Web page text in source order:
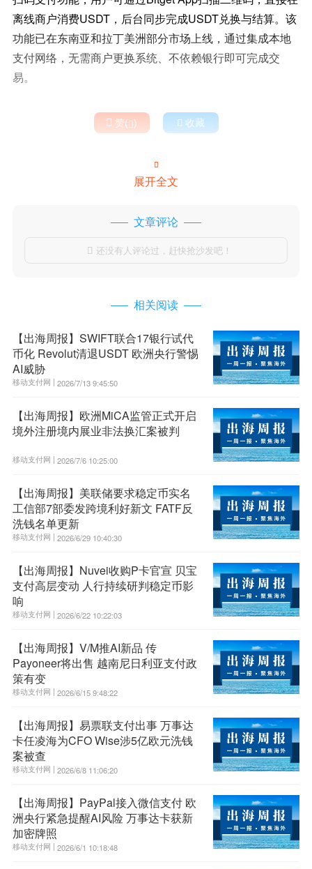
离线商户消费USDT，后台同步完成USDT兑换与结算。该
功能已在东南亚和拉丁美洲部分市场上线，通过集成本地
支付网络，无需商户更换系统、不依赖银行即可完成交
易。
 赞()  收藏

展开全文
文章评论
 还没有人评论过，赶快抢沙发吧！
相关阅读
【出海周报】SWIFT联合17银行试代
币化 Revolut清退USDT 欧洲央行警惕
AI威胁
移动支付网 | 2026/7/13 9:45:50
【出海周报】欧洲MiCA监管正式开启
境外注册境内展业非法换汇案被判
移动支付网 | 2026/7/6 10:25:00
【出海周报】美联储要求稳定币实名
工信部7部委发跨境利好新文 FATF反
洗钱名单更新
移动支付网 | 2026/6/29 10:40:30
【出海周报】Nuvei收购P卡官宣 贝宝
支付高层变动 人行持续研判稳定币影
响
移动支付网 | 2026/6/22 10:22:03
【出海周报】V/M推AI新品 传
Payoneer将出售 越南尼日利亚支付政
策有变
移动支付网 | 2026/6/15 9:48:22
【出海周报】易票联支付出事 万事达
卡任凌海为CFO Wise涉5亿欧元洗钱
案被查
移动支付网 | 2026/6/8 11:06:20
【出海周报】PayPal接入微信支付 欧
洲央行紧急提醒AI风险 万事达卡获新
加密牌照
移动支付网 | 2026/6/1 10:18:48